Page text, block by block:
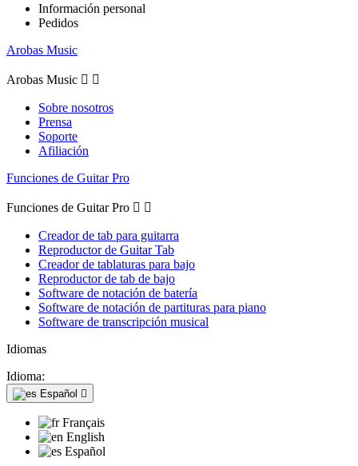
Información personal
Pedidos
Arobas Music
Arobas Music  
Sobre nosotros
Prensa
Soporte
Afiliación
Funciones de Guitar Pro
Funciones de Guitar Pro  
Creador de tab para guitarra
Reproductor de Guitar Tab
Creador de tablaturas para bajo
Reproductor de tab de bajo
Software de notación de batería
Software de notación de partituras para piano
Software de transcripción musical
Idiomas
Idioma:
Español 
Français
English
Español